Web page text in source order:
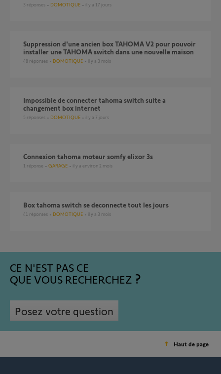
3 réponses DOMOTIQUE il y a 17 jours
Suppression d'une ancien box TAHOMA V2 pour pouvoir
installer une TAHOMA switch dans une nouvelle maison
48 réponses DOMOTIQUE il y a 3 mois
Impossible de connecter tahoma switch suite a
changement box internet
5 réponses DOMOTIQUE il y a 7 jours
Connexion tahoma moteur somfy elixor 3s
1 réponse GARAGE il y a environ 2 mois
Box tahoma switch se deconnecte tout les jours
41 réponses DOMOTIQUE il y a 3 mois
CE N'EST PAS CE
QUE VOUS RECHERCHEZ
Posez votre question
Haut de page